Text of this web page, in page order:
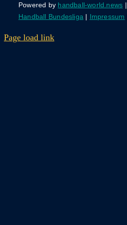
Powered by handball-world.news |
Handball Bundesliga | Impressum
Page load link